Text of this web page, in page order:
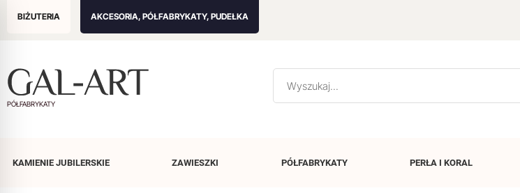
BIŻUTERIA AKCESORIA, PÓŁFABRYKATY, PUDEŁKA
PÓŁFABRYKATY
KAMIENIE JUBILERSKIE ZAWIESZKI PÓŁFABRYKATY PERŁA I KORAL